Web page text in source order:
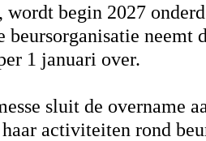
wordt begin 2027
beursorganisatie neemt
1 januari over.
sluit de overname
activiteiten rond